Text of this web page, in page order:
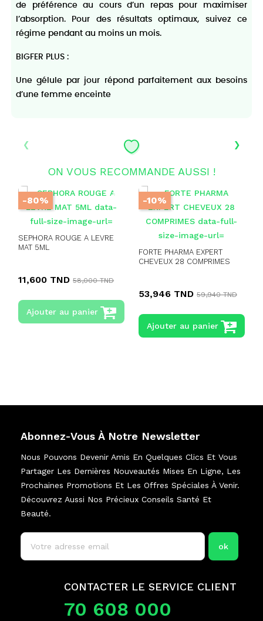
de préférence au cours d’un repas pour maximiser
l’absorption. Pour des résultats optimaux, suivez ce
régime pendant au moins un mois.
BIGFER PLUS :
Une gélule par jour répond parfaitement aux besoins
d’une femme enceinte
ON VOUS RECOMMANDE AUSSI !
-80%
SEPHORA ROUGE A LEVRE
MAT 5ML
11,600 TND 58,000 TND
Ajouter au panier
-10%
FORTE PHARMA EXPERT
CHEVEUX 28 COMPRIMES
53,946 TND 59,940 TND
Ajouter au panier
‹ ›
Abonnez-Vous À Notre Newsletter
Nous Pouvons Devenir Amis En Quelques Clics Et Vous
Partager Les Dernières Nouveautés Mises En Ligne, Les
Prochaines Promotions Et Les Offres Spéciales À Venir.
Découvrez Aussi Nos Précieux Conseils Santé Et
Beauté.
CONTACTER LE SERVICE CLIENT
70 608 000